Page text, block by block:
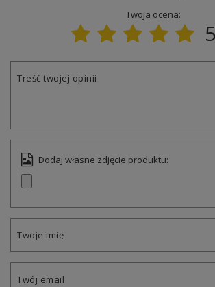
Twoja ocena:
Treść twojej opinii
Dodaj własne zdjęcie produktu:
Twoje imię
Twój email